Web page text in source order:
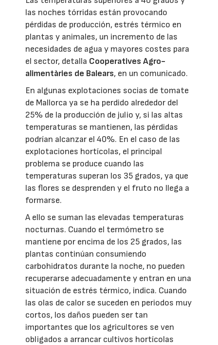
las noches tórridas están provocando
pérdidas de producción, estrés térmico en
plantas y animales, un incremento de las
necesidades de agua y mayores costes para
el sector, detalla Cooperatives Agro-
alimentàries de Balears, en un comunicado.
En algunas explotaciones socias de tomate
de Mallorca ya se ha perdido alrededor del
25% de la producción de julio y, si las altas
temperaturas se mantienen, las pérdidas
podrían alcanzar el 40%. En el caso de las
explotaciones hortícolas, el principal
problema se produce cuando las
temperaturas superan los 35 grados, ya que
las flores se desprenden y el fruto no llega a
formarse.
A ello se suman las elevadas temperaturas
nocturnas. Cuando el termómetro se
mantiene por encima de los 25 grados, las
plantas continúan consumiendo
carbohidratos durante la noche, no pueden
recuperarse adecuadamente y entran en una
situación de estrés térmico, indica. Cuando
las olas de calor se suceden en periodos muy
cortos, los daños pueden ser tan
importantes que los agricultores se ven
obligados a arrancar cultivos hortícolas